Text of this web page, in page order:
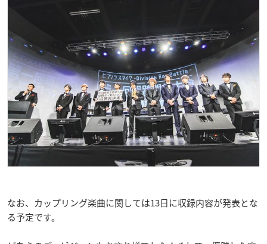
なお、カップリング楽曲に関しては13日に収録内容が発表とな
る予定です。